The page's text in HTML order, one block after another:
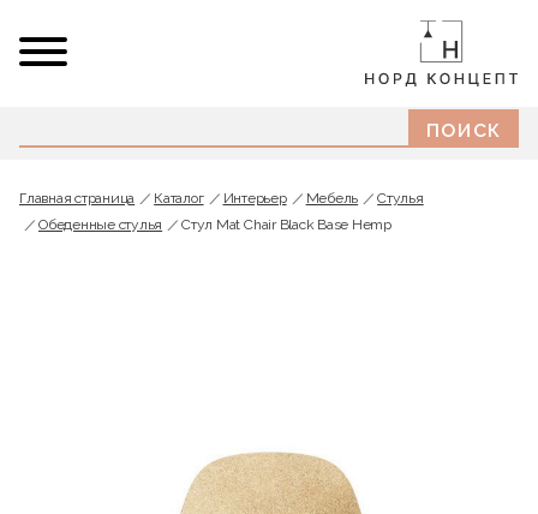
Главная страница Каталог Интерьер Мебель
Стулья
Обеденные стулья
Стул Mat Chair Black Base Hemp